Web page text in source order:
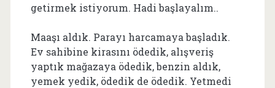
getirmek istiyorum. Hadi başlayalım..
Maaşı aldık. Parayı harcamaya başladık.
Ev sahibine kirasını ödedik, alışveriş
yaptık mağazaya ödedik, benzin aldık,
yemek yedik, ödedik de ödedik. Yetmedi